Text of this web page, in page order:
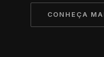
CONHEÇA